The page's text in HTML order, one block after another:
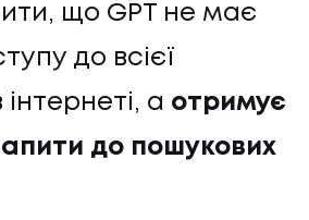
що GPT не має
до всієї
інтернеті, а отримує
до пошукових